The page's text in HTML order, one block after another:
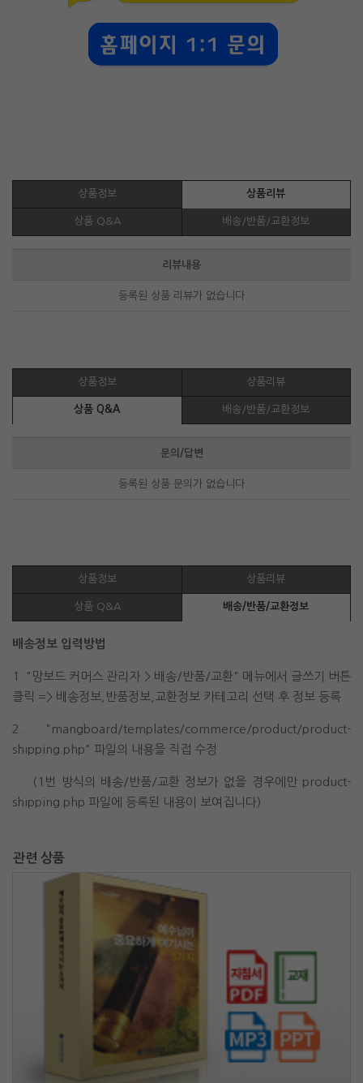
상품정보 상품리뷰
상품 Q&A 배송/반품/교환정보
리뷰내용
등록된 상품 리뷰가 없습니다
상품정보 상품리뷰
상품 Q&A 배송/반품/교환정보
문의/답변
등록된 상품 문의가 없습니다
상품정보 상품리뷰
상품 Q&A 배송/반품/교환정보
배송정보 입력방법
1. "망보드 커머스 관리자 > 배송/반품/교환" 메뉴에서 글쓰기 버튼
클릭 => 배송정보,반품정보,교환정보 카테고리 선택 후 정보 등록
2. "mangboard/templates/commerce/product/product-
shipping.php" 파일의 내용을 직접 수정
(1번 방식의 배송/반품/교환 정보가 없을 경우에만 product-
shipping.php 파일에 등록된 내용이 보여집니다)
관련 상품